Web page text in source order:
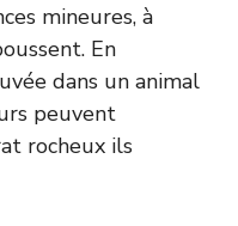
mineures, à
En
dans un animal
peuvent
rocheux ils